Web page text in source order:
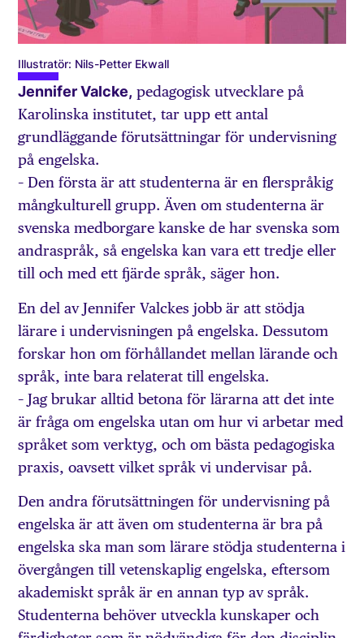
Illustratör: Nils-Petter Ekwall
Jennifer Valcke, pedagogisk utvecklare på
Karolinska institutet, tar upp ett antal
grundläggande förutsättningar för undervisning
på engelska.
– Den första är att studenterna är en flerspråkig
mångkulturell grupp. Även om studenterna är
svenska medborgare kanske de har svenska som
andraspråk, så engelska kan vara ett tredje eller
till och med ett fjärde språk, säger hon.
En del av Jennifer Valckes jobb är att stödja
lärare i undervisningen på engelska. Dessutom
forskar hon om förhållandet mellan lärande och
språk, inte bara relaterat till engelska.
– Jag brukar alltid betona för lärarna att det inte
är fråga om engelska utan om hur vi arbetar med
språket som verktyg, och om bästa pedagogiska
praxis, oavsett vilket språk vi undervisar på.
Den andra förutsättningen för undervisning på
engelska är att även om studenterna är bra på
engelska ska man som lärare stödja studenterna i
övergången till vetenskaplig engelska, eftersom
akademiskt språk är en annan typ av språk.
Studenterna behöver utveckla kunskaper och